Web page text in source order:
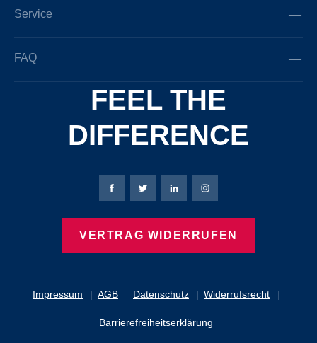
Service
FAQ
FEEL THE
DIFFERENCE
Impressum AGB Datenschutz Widerrufsrecht
Barrierefreiheitserklärung
Bierbaum-Proenen Facebook-Seite
Bierbaum-Proenen Twitter Seite
Bierbaum-Proenen LinkedIn
Bierbaum-Proenen
VERTRAG WIDERRUFEN